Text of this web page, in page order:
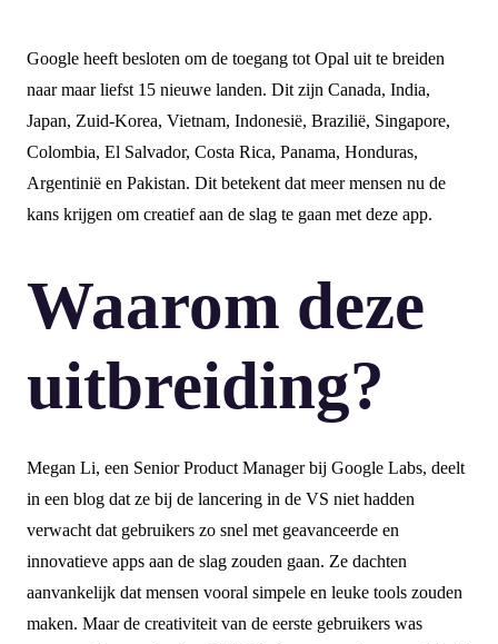
Google heeft besloten om de toegang tot Opal uit te breiden
naar maar liefst 15 nieuwe landen. Dit zijn Canada, India,
Japan, Zuid-Korea, Vietnam, Indonesië, Brazilië, Singapore,
Colombia, El Salvador, Costa Rica, Panama, Honduras,
Argentinië en Pakistan. Dit betekent dat meer mensen nu de
kans krijgen om creatief aan de slag te gaan met deze app.
Waarom deze
uitbreiding?
Megan Li, een Senior Product Manager bij Google Labs, deelt
in een blog dat ze bij de lancering in de VS niet hadden
verwacht dat gebruikers zo snel met geavanceerde en
innovatieve apps aan de slag zouden gaan. Ze dachten
aanvankelijk dat mensen vooral simpele en leuke tools zouden
maken. Maar de creativiteit van de eerste gebruikers was